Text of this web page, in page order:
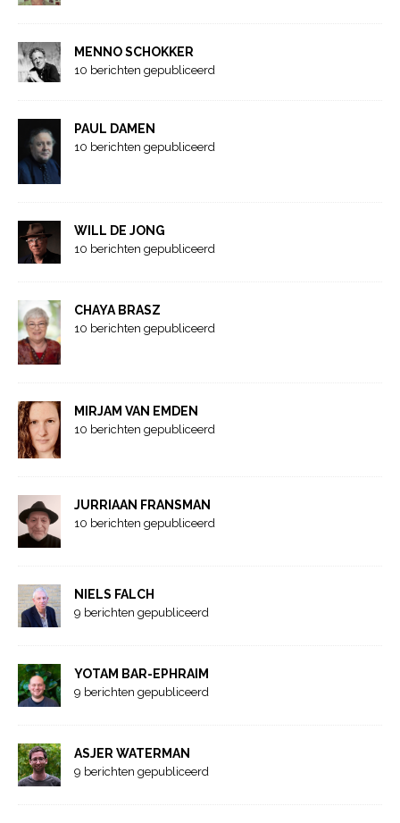
MENNO SCHOKKER
10 berichten gepubliceerd
PAUL DAMEN
10 berichten gepubliceerd
WILL DE JONG
10 berichten gepubliceerd
CHAYA BRASZ
10 berichten gepubliceerd
MIRJAM VAN EMDEN
10 berichten gepubliceerd
JURRIAAN FRANSMAN
10 berichten gepubliceerd
NIELS FALCH
9 berichten gepubliceerd
YOTAM BAR-EPHRAIM
9 berichten gepubliceerd
ASJER WATERMAN
9 berichten gepubliceerd